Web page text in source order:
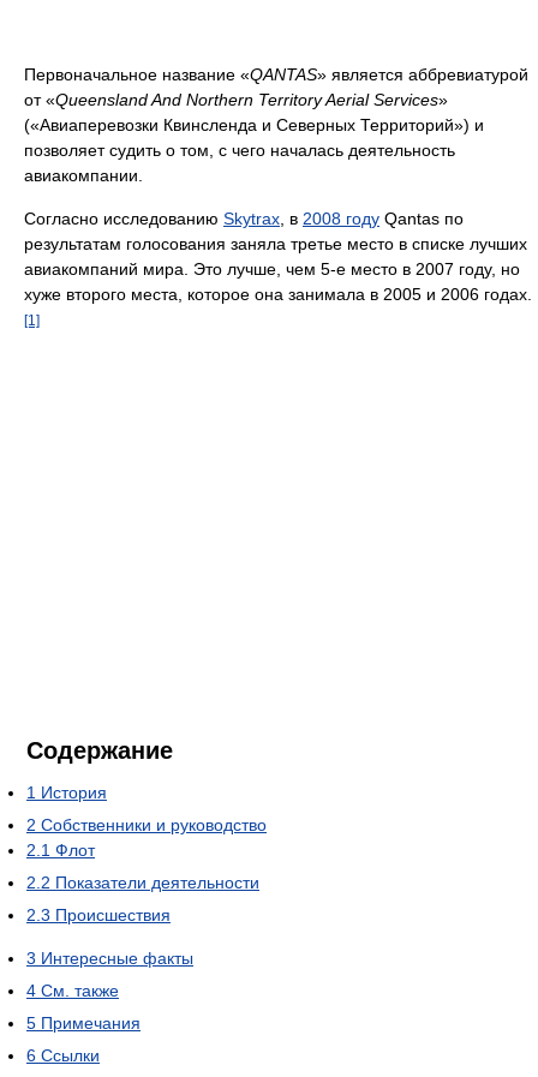
Первоначальное название «QANTAS» является аббревиатурой
от «Queensland And Northern Territory Aerial Services»
(«Авиаперевозки Квинсленда и Северных Территорий») и
позволяет судить о том, с чего началась деятельность
авиакомпании.
Согласно исследованию Skytrax , в 2008 году Qantas по
результатам голосования заняла третье место в списке лучших
авиакомпаний мира. Это лучше, чем 5-е место в 2007 году, но
хуже второго места, которое она занимала в 2005 и 2006 годах.
[1]
Содержание
1 История
2 Собственники и руководство
2.1 Флот
2.2 Показатели деятельности
2.3 Происшествия
3 Интересные факты
4 См. также
5 Примечания
6 Ссылки